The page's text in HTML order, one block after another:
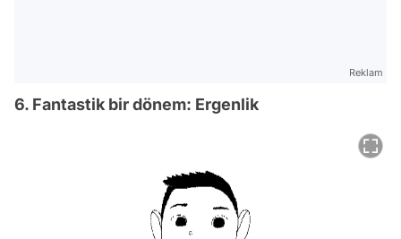
Reklam
6. Fantastik bir dönem: Ergenlik